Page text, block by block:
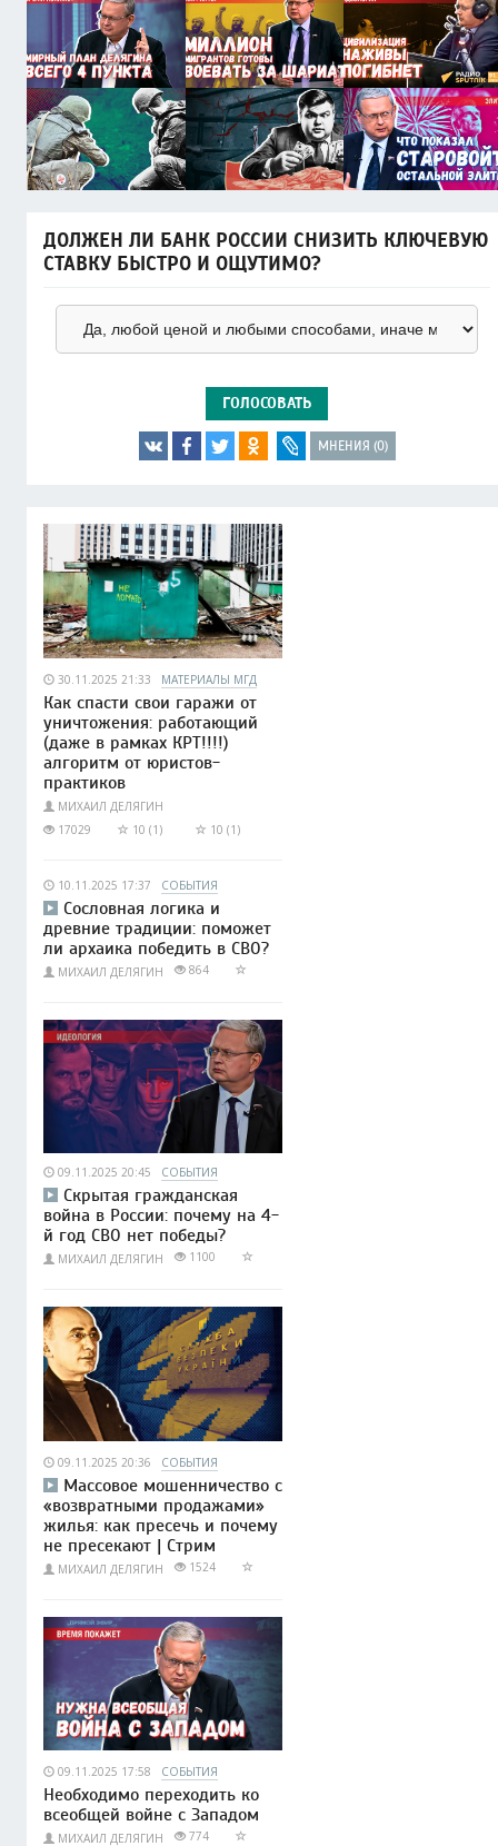
ДОЛЖЕН ЛИ БАНК РОССИИ СНИЗИТЬ КЛЮЧЕВУЮ
СТАВКУ БЫСТРО И ОЩУТИМО?
ГОЛОСОВАТЬ
МНЕНИЯ (0)
30.11.2025 21:33 МАТЕРИАЛЫ МГД
Как спасти свои гаражи от
уничтожения: работающий
(даже в рамках КРТ!!!!)
алгоритм от юристов-
практиков
МИХАИЛ ДЕЛЯГИН
17029
10 (1) 10 (1)
10.11.2025 17:37 СОБЫТИЯ
Сословная логика и
древние традиции: поможет
ли архаика победить в СВО?
МИХАИЛ ДЕЛЯГИН 864
09.11.2025 20:45 СОБЫТИЯ
Скрытая гражданская
война в России: почему на 4-
й год СВО нет победы?
МИХАИЛ ДЕЛЯГИН 1100
09.11.2025 20:36 СОБЫТИЯ
Массовое мошенничество с
«возвратными продажами»
жилья: как пресечь и почему
не пресекают | Стрим
МИХАИЛ ДЕЛЯГИН 1524
09.11.2025 17:58 СОБЫТИЯ
Необходимо переходить ко
всеобщей войне с Западом
МИХАИЛ ДЕЛЯГИН 774